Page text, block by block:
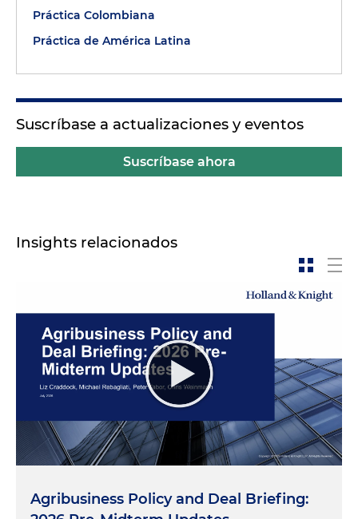
Práctica Colombiana
Práctica de América Latina
Suscríbase a actualizaciones y eventos
Suscríbase ahora
Insights relacionados
Agribusiness Policy and Deal Briefing: